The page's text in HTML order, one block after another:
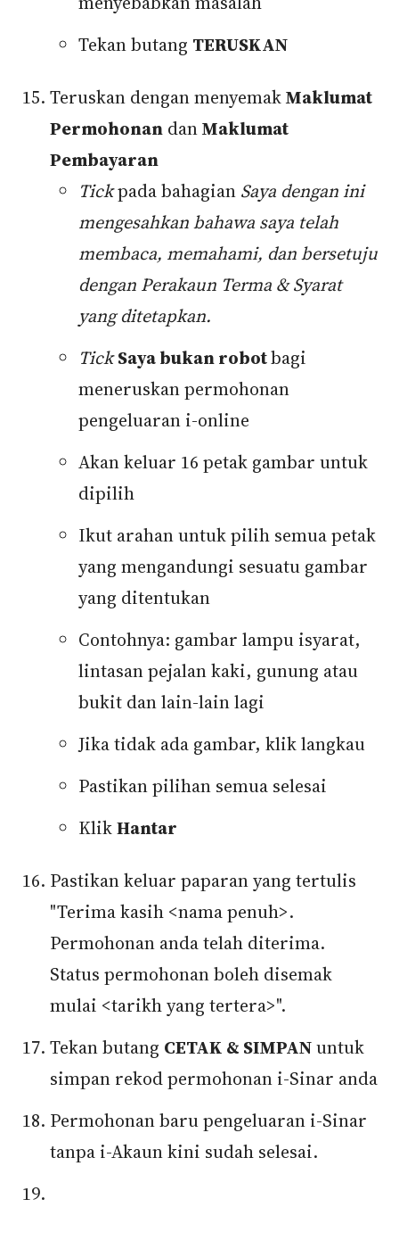
Tekan butang TERUSKAN
Teruskan dengan menyemakMaklumat
Permohonan danMaklumat
Pembayaran
Tickpada bahagian Saya dengan ini
mengesahkan bahawa saya telah
membaca, memahami, dan bersetuju
dengan Perakaun Terma & Syarat
yang ditetapkan.
Tick Saya bukan robotbagi
meneruskan permohonan
pengeluaran i-online
Akan keluar 16 petak gambar untuk
dipilih
Ikut arahan untuk pilih semua petak
yang mengandungi sesuatu gambar
yang ditentukan
Contohnya: gambar lampu isyarat,
lintasan pejalan kaki, gunung atau
bukit dan lain-lain lagi
Jika tidak ada gambar, klik langkau
Pastikan pilihan semua selesai
KlikHantar
Pastikan keluar paparan yang tertulis
"Terima kasih <nama penuh>.
Permohonan anda telah diterima.
Status permohonan boleh disemak
mulai <tarikh yang tertera>".
Tekan butang CETAK & SIMPANuntuk
simpan rekod permohonan i-Sinar anda
Permohonan baru pengeluaran i-Sinar
tanpa i-Akaun kini sudah selesai.